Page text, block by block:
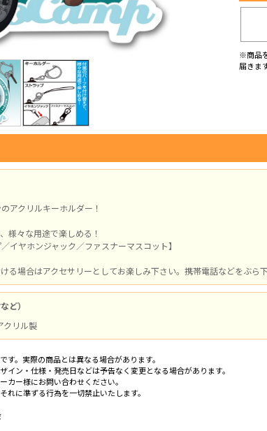
※商品
届きま
アクリルキーホルダー！
様々な用途で楽しめる！
イヤホンジャック／ファスナーマスコット】
る場合はアクセサリーとしてお楽しみ下さい。携帯電話などをぶら
ど）
クリル製
す。実際の商品とは異なる場合があります。
イン・仕様・発売日などは予告なく変更となる場合があります。
カー様にお問い合わせください。
れに準ずる行為を一切禁止いたします。